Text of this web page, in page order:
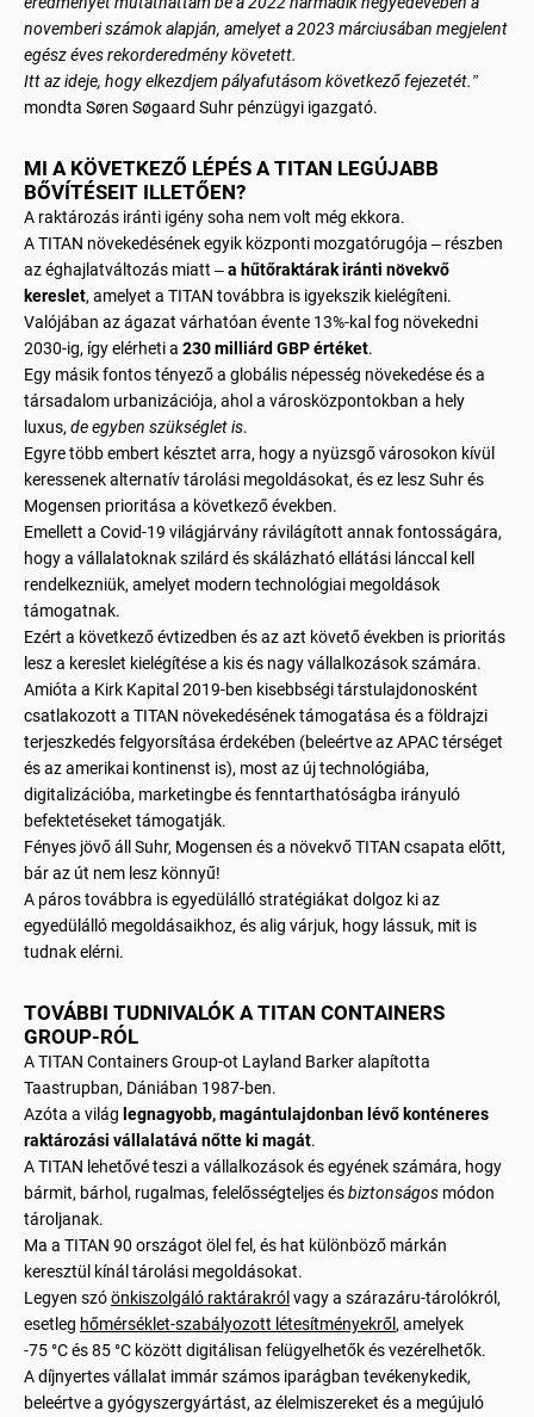
novemberi számok alapján, amelyet a 2023 márciusában megjelent
egész éves rekorderedmény követett.
Itt az ideje, hogy elkezdjem pályafutásom következő fejezetét.”
mondta Søren Søgaard Suhr pénzügyi igazgató.
MI A KÖVETKEZŐ LÉPÉS A TITAN LEGÚJABB
BŐVÍTÉSEIT ILLETŐEN?
A raktározás iránti igény soha nem volt még ekkora.
A TITAN növekedésének egyik központi mozgatórugója – részben
az éghajlatváltozás miatt –a hűtőraktárak iránti növekvő
kereslet, amelyet a TITAN továbbra is igyekszik kielégíteni.
Valójában az ágazat várhatóan évente 13%-kal fog növekedni
2030-ig, így elérheti a 230 milliárd GBP értéket.
Egy másik fontos tényező a globális népesség növekedése és a
társadalom urbanizációja, ahol a városközpontokban a hely
luxus, de egyben szükséglet is.
Egyre több embert késztet arra, hogy a nyüzsgő városokon kívül
keressenek alternatív tárolási megoldásokat, és ez lesz Suhr és
Mogensen prioritása a következő években.
Emellett a Covid-19 világjárvány rávilágított annak fontosságára,
hogy a vállalatoknak szilárd és skálázható ellátási lánccal kell
rendelkezniük, amelyet modern technológiai megoldások
támogatnak.
Ezért a következő évtizedben és az azt követő években is prioritás
lesz a kereslet kielégítése a kis és nagy vállalkozások számára.
Amióta a Kirk Kapital 2019-ben kisebbségi társtulajdonosként
csatlakozott a TITAN növekedésének támogatása és a földrajzi
terjeszkedés felgyorsítása érdekében (beleértve az APAC térséget
és az amerikai kontinenst is), most az új technológiába,
digitalizációba, marketingbe és fenntarthatóságba irányuló
befektetéseket támogatják.
Fényes jövő áll Suhr, Mogensen és a növekvő TITAN csapata előtt,
bár az út nem lesz könnyű!
A páros továbbra is egyedülálló stratégiákat dolgoz ki az
egyedülálló megoldásaikhoz, és alig várjuk, hogy lássuk, mit is
tudnak elérni.
TOVÁBBI TUDNIVALÓK A TITAN CONTAINERS
GROUP-RÓL
A TITAN Containers Group-ot Layland Barker alapította
Taastrupban, Dániában 1987-ben.
Azóta a világ legnagyobb, magántulajdonban lévő konténeres
raktározási vállalatává nőtte ki magát.
A TITAN lehetővé teszi a vállalkozások és egyének számára, hogy
bármit, bárhol, rugalmas, felelősségteljes ésbiztonságos módon
tároljanak.
Ma a TITAN 90 országot ölel fel, és hat különböző márkán
keresztül kínál tárolási megoldásokat.
Legyen szóönkiszolgáló raktárakrólvagy a szárazáru-tárolókról,
esetleg hőmérséklet-szabályozott létesítményekről, amelyek
-75 °C és 85 °C között digitálisan felügyelhetők és vezérelhetők.
A díjnyertes vállalat immár számos iparágban tevékenykedik,
beleértve a gyógyszergyártást, az élelmiszereket és a megújuló